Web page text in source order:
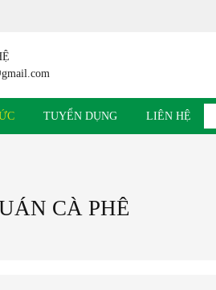
44, Phường Thạnh Lộc, Q12, Tp Hồ Chí
TUYỂN DỤNG LIÊN HỆ
CÀ PHÊ